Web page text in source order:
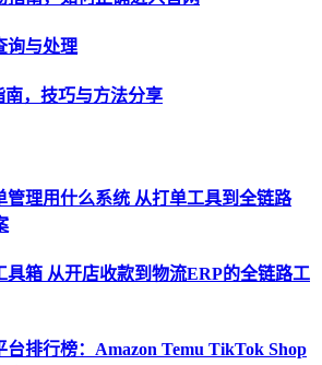
询与处理
南，技巧与方法分享
管理用什么系统 从打单工具到全链路
具箱 从开店收款到物流ERP的全链路工
台排行榜：Amazon Temu TikTok Shop